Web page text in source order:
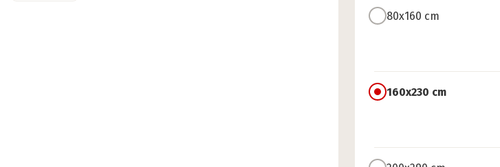
80x160 cm
160x230 cm